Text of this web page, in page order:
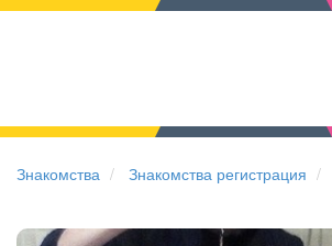
Знакомства Знакомства регистрация